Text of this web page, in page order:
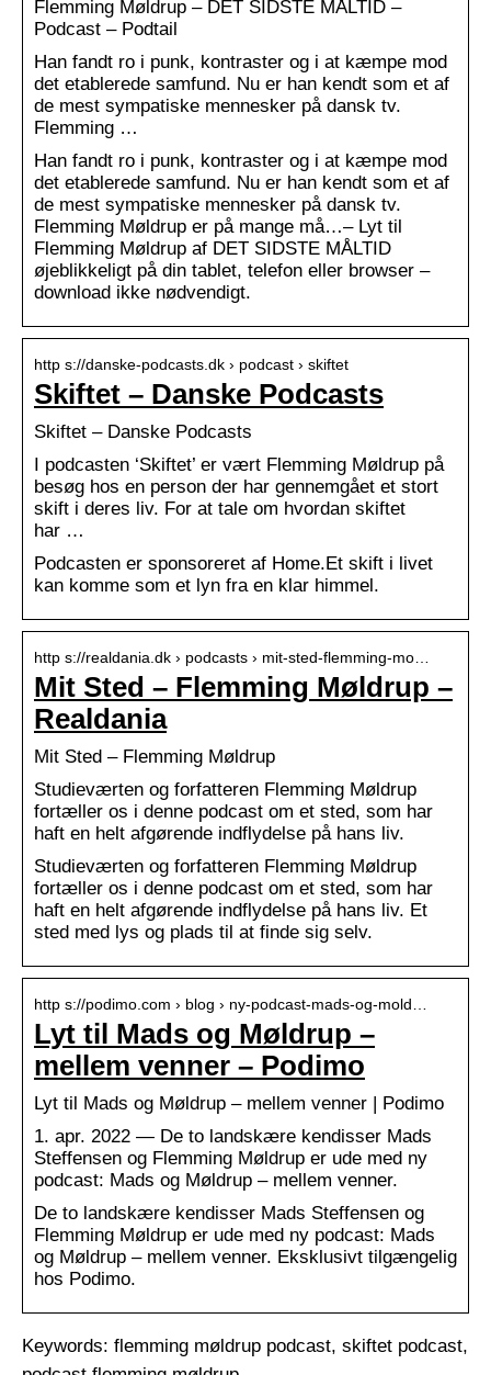
Flemming Møldrup – DET SIDSTE MÅLTID –
Podcast – Podtail
Han fandt ro i punk, kontraster og i at kæmpe mod
det etablerede samfund. Nu er han kendt som et af
de mest sympatiske mennesker på dansk tv.
Flemming …
Han fandt ro i punk, kontraster og i at kæmpe mod
det etablerede samfund. Nu er han kendt som et af
de mest sympatiske mennesker på dansk tv.
Flemming Møldrup er på mange må…– Lyt til
Flemming Møldrup af DET SIDSTE MÅLTID
øjeblikkeligt på din tablet, telefon eller browser –
download ikke nødvendigt.
http s://danske-podcasts.dk › podcast › skiftet
Skiftet – Danske Podcasts
Skiftet – Danske Podcasts
I podcasten ‘Skiftet’ er vært Flemming Møldrup på
besøg hos en person der har gennemgået et stort
skift i deres liv. For at tale om hvordan skiftet
har …
Podcasten er sponsoreret af Home.Et skift i livet
kan komme som et lyn fra en klar himmel.
http s://realdania.dk › podcasts › mit-sted-flemming-mo…
Mit Sted – Flemming Møldrup –
Realdania
Mit Sted – Flemming Møldrup
Studieværten og forfatteren Flemming Møldrup
fortæller os i denne podcast om et sted, som har
haft en helt afgørende indflydelse på hans liv.
Studieværten og forfatteren Flemming Møldrup
fortæller os i denne podcast om et sted, som har
haft en helt afgørende indflydelse på hans liv. Et
sted med lys og plads til at finde sig selv.
http s://podimo.com › blog › ny-podcast-mads-og-mold…
Lyt til Mads og Møldrup –
mellem venner – Podimo
Lyt til Mads og Møldrup – mellem venner | Podimo
1. apr. 2022 — De to landskære kendisser Mads
Steffensen og Flemming Møldrup er ude med ny
podcast: Mads og Møldrup – mellem venner.
De to landskære kendisser Mads Steffensen og
Flemming Møldrup er ude med ny podcast: Mads
og Møldrup – mellem venner. Eksklusivt tilgængelig
hos Podimo.
Keywords: flemming møldrup podcast, skiftet podcast,